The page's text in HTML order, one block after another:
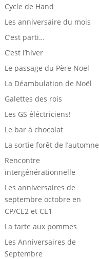
Cycle de Hand
Les anniversaire du mois
C’est parti…
C’est l’hiver
Le passage du Père Noël
La Déambulation de Noël
Galettes des rois
Les GS éléctriciens!
Le bar à chocolat
La sortie forêt de l’automne
Rencontre
intergénérationnelle
Les anniversaires de
septembre octobre en
CP/CE2 et CE1
La tarte aux pommes
Les Anniversaires de
Septembre